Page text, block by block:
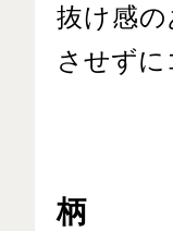
抜け感
させず
柄